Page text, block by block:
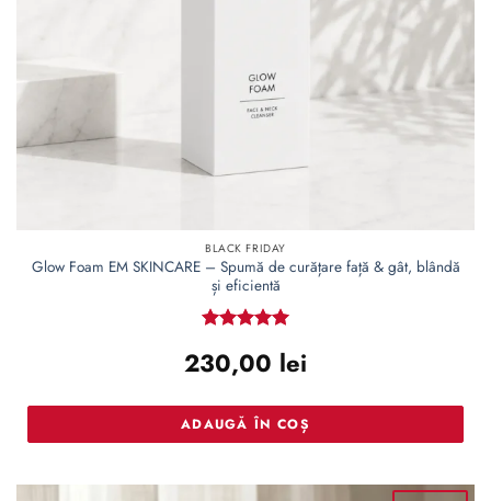
BLACK FRIDAY
Glow Foam EM SKINCARE – Spumă de curățare față & gât, blândă
și eficientă
5din 5
230,00 lei
ADAUGĂ ÎN COȘ